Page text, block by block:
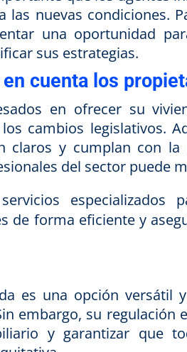
las nuevas condiciones.
una oportunidad
sus estrategias.
cuenta los
en ofrecer su
cambios legislativos.
claros y cumplan con
del sector puede
especializados
de forma eficiente y
es una opción versátil
embargo, su regulación
y garantizar que